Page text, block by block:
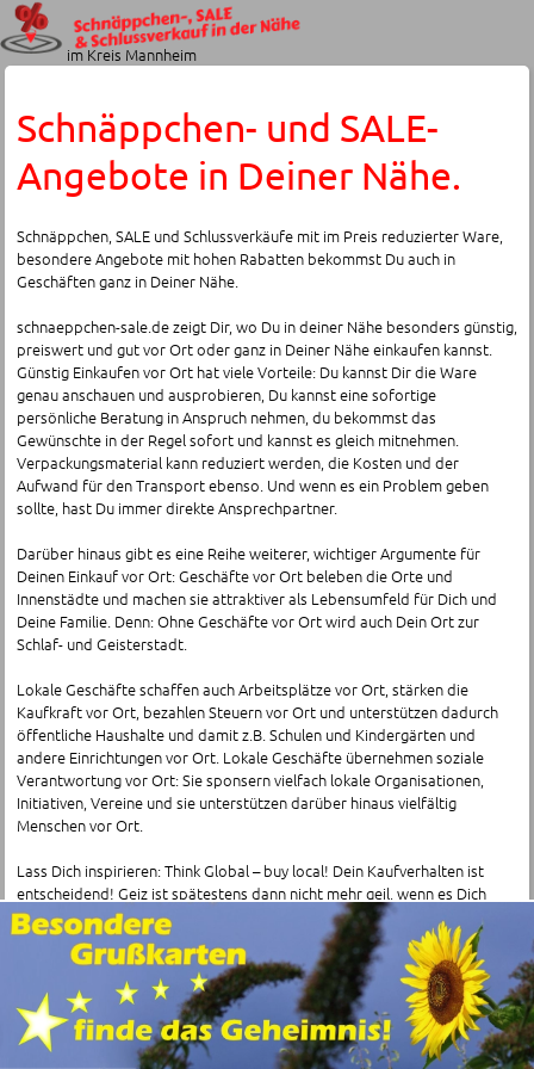
im Kreis Mannheim
Schnäppchen- und SALE-
Angebote in Deiner Nähe.
Schnäppchen, SALE und Schlussverkäufe mit im Preis reduzierter Ware,
besondere Angebote mit hohen Rabatten bekommst Du auch in
Geschäften ganz in Deiner Nähe.
schnaeppchen-sale.de zeigt Dir, wo Du in deiner Nähe besonders günstig,
preiswert und gut vor Ort oder ganz in Deiner Nähe einkaufen kannst.
Günstig Einkaufen vor Ort hat viele Vorteile: Du kannst Dir die Ware
genau anschauen und ausprobieren, Du kannst eine sofortige
persönliche Beratung in Anspruch nehmen, du bekommst das
Gewünschte in der Regel sofort und kannst es gleich mitnehmen.
Verpackungsmaterial kann reduziert werden, die Kosten und der
Aufwand für den Transport ebenso. Und wenn es ein Problem geben
sollte, hast Du immer direkte Ansprechpartner.
Darüber hinaus gibt es eine Reihe weiterer, wichtiger Argumente für
Deinen Einkauf vor Ort: Geschäfte vor Ort beleben die Orte und
Innenstädte und machen sie attraktiver als Lebensumfeld für Dich und
Deine Familie. Denn: Ohne Geschäfte vor Ort wird auch Dein Ort zur
Schlaf- und Geisterstadt.
Lokale Geschäfte schaffen auch Arbeitsplätze vor Ort, stärken die
Kaufkraft vor Ort, bezahlen Steuern vor Ort und unterstützen dadurch
öffentliche Haushalte und damit z.B. Schulen und Kindergärten und
andere Einrichtungen vor Ort. Lokale Geschäfte übernehmen soziale
Verantwortung vor Ort: Sie sponsern vielfach lokale Organisationen,
Initiativen, Vereine und sie unterstützen darüber hinaus vielfältig
Menschen vor Ort.
Lass Dich inspirieren: Think Global – buy local! Dein Kaufverhalten ist
entscheidend! Geiz ist spätestens dann nicht mehr geil, wenn es Dich
selbst betrifft – und irgendwann betrifft es Dich!
Finde hier die Schnäppchen und preisreduzierte SALE-Angebote mit
attraktiven Rabatten in Geschäften ganz in Deiner Nähe!
Adressen von Schnäppchen im Kreis